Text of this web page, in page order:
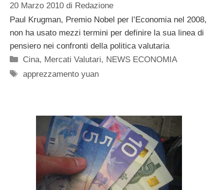
20 Marzo 2010 di Redazione
Paul Krugman, Premio Nobel per l’Economia nel 2008,
non ha usato mezzi termini per definire la sua linea di
pensiero nei confronti della politica valutaria
Categorie
Cina, Mercati Valutari, NEWS ECONOMIA
Tag
apprezzamento yuan